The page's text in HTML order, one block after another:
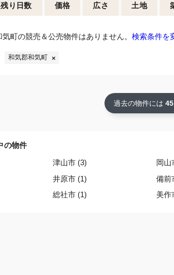
残り日数 価格 広さ 土地
町の競売＆公売物件はありません。 検索条件を
和気郡和気町
過去の物件には 45
の物件
津山市 (3) 岡山
井原市 (1) 備前
総社市 (1) 美作